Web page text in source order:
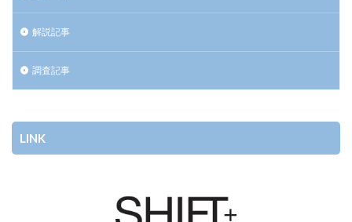
解説記事
調査記事
LINK